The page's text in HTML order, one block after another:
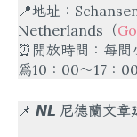
📍地址：
Netherlands（
⏰開放時間：每
為10：00～17：
📌 𝙉𝙇 尼德蘭文章